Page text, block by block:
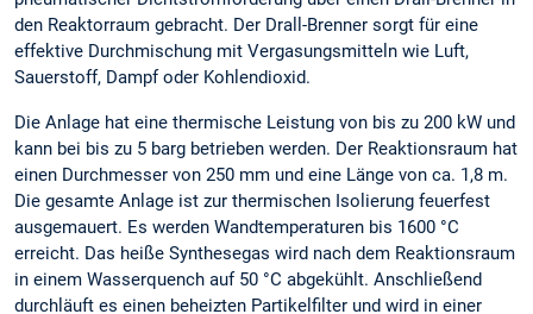
den Reaktorraum gebracht. Der Drall-Brenner sorgt für eine
effektive Durchmischung mit Vergasungsmitteln wie Luft,
Sauerstoff, Dampf oder Kohlendioxid.
Die Anlage hat eine thermische Leistung von bis zu 200 kW und
kann bei bis zu 5 barg betrieben werden. Der Reaktionsraum hat
einen Durchmesser von 250 mm und eine Länge von ca. 1,8 m.
Die gesamte Anlage ist zur thermischen Isolierung feuerfest
ausgemauert. Es werden Wandtemperaturen bis 1600 °C
erreicht. Das heiße Synthesegas wird nach dem Reaktionsraum
in einem Wasserquench auf 50 °C abgekühlt. Anschließend
durchläuft es einen beheizten Partikelfilter und wird in einer